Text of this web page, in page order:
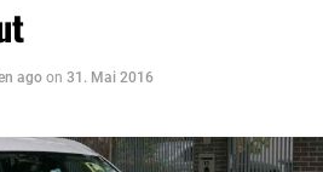
ago on 31. Mai 2016